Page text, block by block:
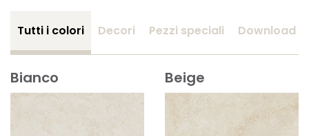
Tutti i colori Decori Pezzi speciali Download
Bianco Beige